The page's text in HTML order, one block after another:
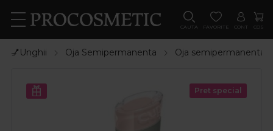
CAUTA FAVORITE CONT COS
💅Unghii Oja Semipermanenta Oja semipermanenta
Pret special